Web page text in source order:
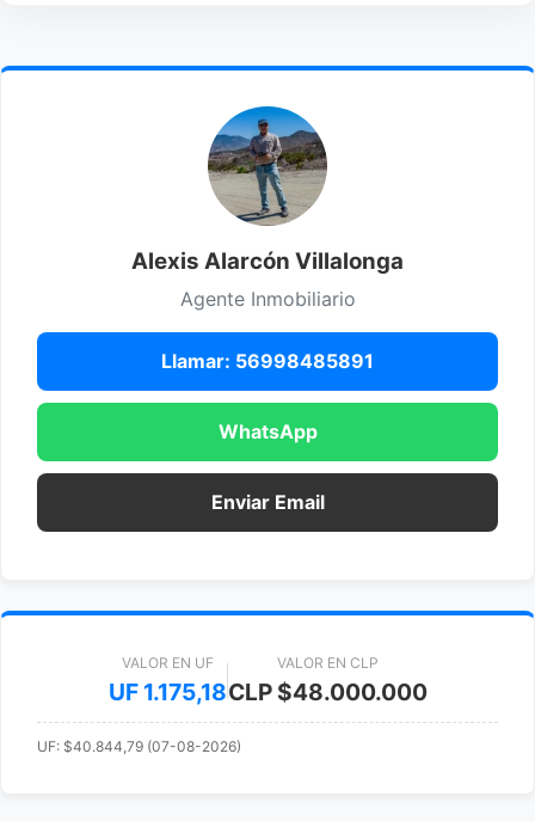
Alexis Alarcón Villalonga
Agente Inmobiliario
Llamar: 56998485891
WhatsApp
Enviar Email
VALOR EN UF
UF 1.175,18
VALOR EN CLP
CLP $48.000.000
UF: $40.844,79 (07-08-2026)